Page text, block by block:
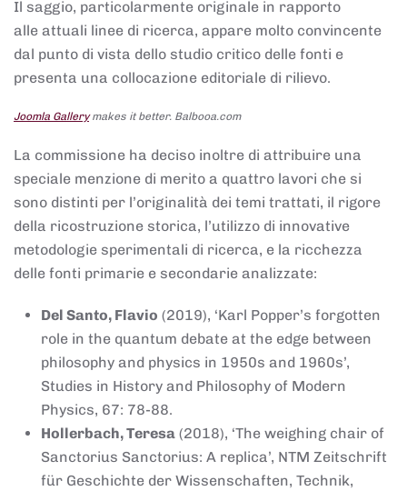
Il saggio, particolarmente originale in rapporto
alle attuali linee di ricerca, appare molto convincente
dal punto di vista dello studio critico delle fonti e
presenta una collocazione editoriale di rilievo.
Joomla Gallerymakes it better. Balbooa.com
La commissione ha deciso inoltre di attribuire una
speciale menzione di merito a quattro lavori che si
sono distinti per l’originalità dei temi trattati, il rigore
della ricostruzione storica, l’utilizzo di innovative
metodologie sperimentali di ricerca, e la ricchezza
delle fonti primarie e secondarie analizzate:
Del Santo, Flavio (2019), ‘Karl Popper’s forgotten
role in the quantum debate at the edge between
philosophy and physics in 1950s and 1960s’,
Studies in History and Philosophy of Modern
Physics, 67: 78-88.
Hollerbach, Teresa (2018), ‘The weighing chair of
Sanctorius Sanctorius: A replica’, NTM Zeitschrift
für Geschichte der Wissenschaften, Technik,